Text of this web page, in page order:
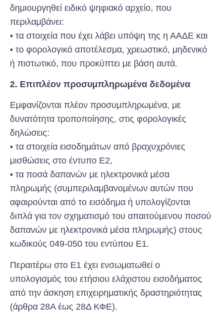
δημιουργηθεί ειδικό ψηφιακό αρχείο, που
περιλαμβάνει:
• τα στοιχεία που έχει λάβει υπόψη της η ΑΑΔΕ και
• το φορολογικό αποτέλεσμα, χρεωστικό, μηδενικό
ή πιστωτικό, που προκύπτει με βάση αυτά.
2. Επιπλέον προσυμπληρωμένα δεδομένα
Εμφανίζονται πλέον προσυμπληρωμένα, με
δυνατότητα τροποποίησης, στις φορολογικές
δηλώσεις:
• τα στοιχεία εισοδημάτων από βραχυχρόνιες
μισθώσεις στο έντυπο Ε2,
• τα ποσά δαπανών με ηλεκτρονικά μέσα
πληρωμής (συμπεριλαμβανομένων αυτών που
αφαιρούνται από το εισόδημα ή υπολογίζονται
διπλά για τον σχηματισμό του απαιτούμενου ποσού
δαπανών με ηλεκτρονικά μέσα πληρωμής) στους
κωδικούς 049-050 του εντύπου Ε1.
Περαιτέρω στο E1 έχει ενσωματωθεί ο
υπολογισμός του ετήσιου ελάχιστου εισοδήματος
από την άσκηση επιχειρηματικής δραστηριότητας
(άρθρα 28Α έως 28Δ ΚΦΕ).